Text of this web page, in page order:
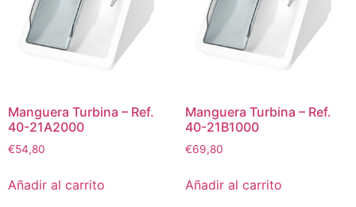
Manguera Turbina – Ref.
40-21A2000
€54,80
Añadir al carrito
Manguera Turbina – Ref.
40-21B1000
€69,80
Añadir al carrito